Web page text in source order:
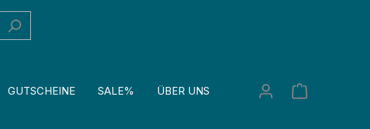
GUTSCHEINE SALE% ÜBER UNS